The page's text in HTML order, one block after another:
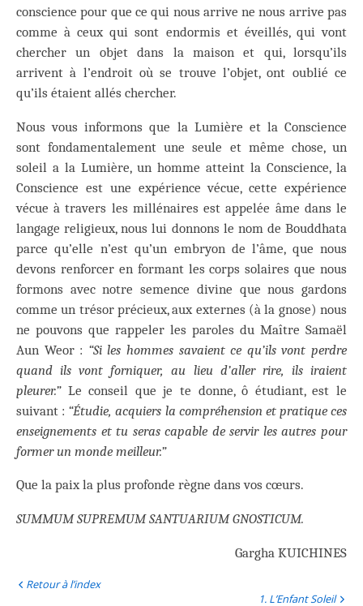
conscience pour que ce qui nous arrive ne nous arrive pas
comme à ceux qui sont endormis et éveillés, qui vont
chercher un objet dans la maison et qui, lorsqu’ils
arrivent à l’endroit où se trouve l’objet, ont oublié ce
qu’ils étaient allés chercher.
Nous vous informons que la Lumière et la Conscience
sont fondamentalement une seule et même chose, un
soleil a la Lumière, un homme atteint la Conscience, la
Conscience est une expérience vécue, cette expérience
vécue à travers les millénaires est appelée âme dans le
langage religieux, nous lui donnons le nom de Bouddhata
parce qu’elle n’est qu’un embryon de l’âme, que nous
devons renforcer en formant les corps solaires que nous
formons avec notre semence divine que nous gardons
comme un trésor précieux, aux externes (à la gnose) nous
ne pouvons que rappeler les paroles du Maître Samaël
Aun Weor : “Si les hommes savaient ce qu’ils vont perdre
quand ils vont forniquer, au lieu d’aller rire, ils iraient
pleurer.”Le conseil que je te donne, ô étudiant, est le
suivant : “Étudie, acquiers la compréhension et pratique ces
enseignements et tu seras capable de servir les autres pour
former un monde meilleur.”
Que la paix la plus profonde règne dans vos cœurs.
SUMMUM SUPREMUM SANTUARIUM GNOSTICUM.
Gargha KUICHINES
Retour à l’index
1. L’Enfant Soleil